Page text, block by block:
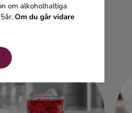
om alkoholhaltiga
Om du går vidare